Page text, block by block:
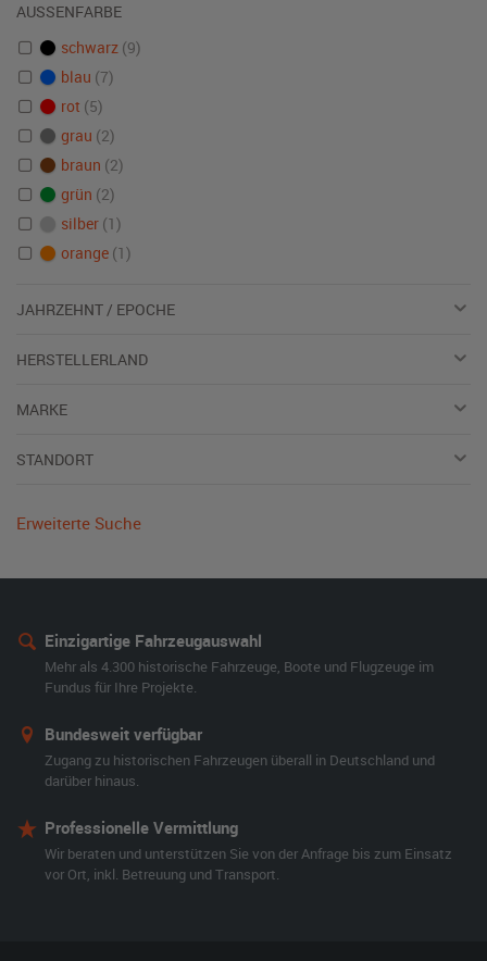
AUSSENFARBE
schwarz (9)
blau (7)
rot (5)
grau (2)
braun (2)
grün (2)
silber (1)
orange (1)
JAHRZEHNT / EPOCHE
HERSTELLERLAND
MARKE
STANDORT
Erweiterte Suche
Einzigartige Fahrzeugauswahl
Mehr als 4.300 historische Fahrzeuge, Boote und Flugzeuge im
Fundus für Ihre Projekte.
Bundesweit verfügbar
Zugang zu historischen Fahrzeugen überall in Deutschland und
darüber hinaus.
Professionelle Vermittlung
Wir beraten und unterstützen Sie von der Anfrage bis zum Einsatz
vor Ort, inkl. Betreuung und Transport.